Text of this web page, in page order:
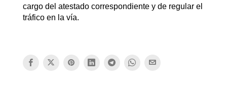
cargo del atestado correspondiente y de regular el
tráfico en la vía.